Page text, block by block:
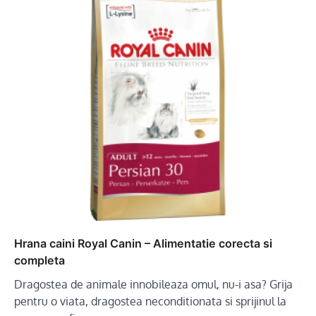
Hrana caini Royal Canin – Alimentatie corecta si
completa
Dragostea de animale innobileaza omul, nu-i asa? Grija
pentru o viata, dragostea neconditionata si sprijinul la